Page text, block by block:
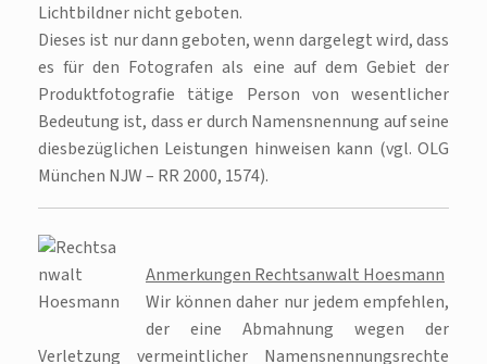
Lichtbildner nicht geboten.
Dieses ist nur dann geboten, wenn dargelegt wird, dass
es für den Fotografen als eine auf dem Gebiet der
Produktfotografie tätige Person von wesentlicher
Bedeutung ist, dass er durch Namensnennung auf seine
diesbezüglichen Leistungen hinweisen kann (vgl. OLG
München NJW – RR 2000, 1574).
Anmerkungen Rechtsanwalt Hoesmann
Wir können daher nur jedem empfehlen,
der eine Abmahnung wegen der
Verletzung vermeintlicher Namensnennungsrechte